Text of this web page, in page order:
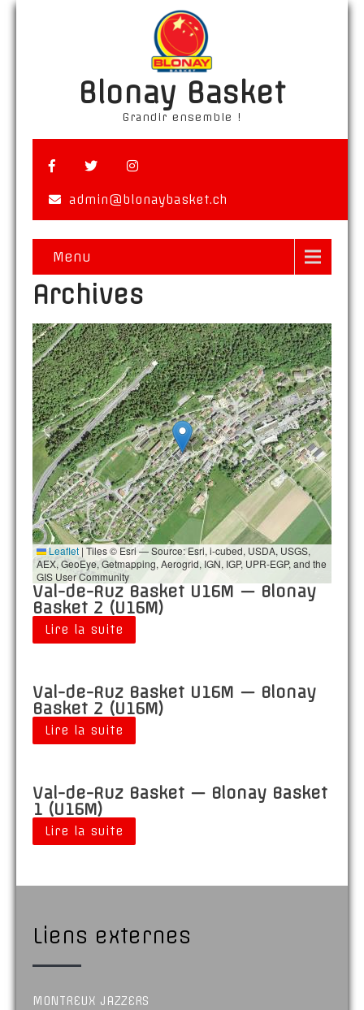
Blonay Basket
Grandir ensemble !
admin@blonaybasket.ch
Menu
Archives
Leaflet | Tiles © Esri — Source: Esri, i-cubed, USDA, USGS,
AEX, GeoEye, Getmapping, Aerogrid, IGN, IGP, UPR-EGP, and the
GIS User Community
Val-de-Ruz Basket U16M — Blonay
Basket 2 (U16M)
Lire la suite
Val-de-Ruz Basket U16M — Blonay
Basket 2 (U16M)
Lire la suite
Val-de-Ruz Basket — Blonay Basket
1 (U16M)
Lire la suite
Liens externes
MONTREUX JAZZERS